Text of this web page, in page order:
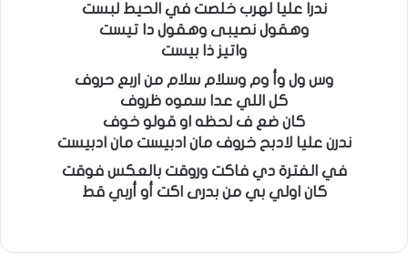
ندرا عليا لهرب خلصت في الحيط لبست
وهقول نصيبى وهقول دا تيست
واتيز ذا بيست
وس ول وأ وم وسلام سلام من اربع حروف
كل اللي عدا سموه ظروف
كان ضع ف لحظه او قولو خوف
ندرن عليا لادبح خروف مان ادبيست مان ادبيست
في الفترة دي فاكت وروقت بالعكس فوقت
كان اولي بي من بدرى اكت أو أربي قط